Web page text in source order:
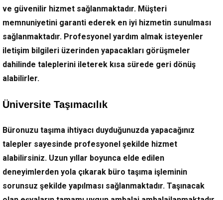
ve güvenilir hizmet sağlanmaktadır. Müşteri
memnuniyetini garanti ederek en iyi hizmetin sunulması
sağlanmaktadır. Profesyonel yardım almak isteyenler
iletişim bilgileri üzerinden yapacakları görüşmeler
dahilinde taleplerini ileterek kısa sürede geri dönüş
alabilirler.
Üniversite Taşımacılık
Büronuzu taşıma ihtiyacı duyduğunuzda yapacağınız
talepler sayesinde profesyonel şekilde hizmet
alabilirsiniz. Uzun yıllar boyunca elde edilen
deneyimlerden yola çıkarak büro taşıma işleminin
sorunsuz şekilde yapılması sağlanmaktadır. Taşınacak